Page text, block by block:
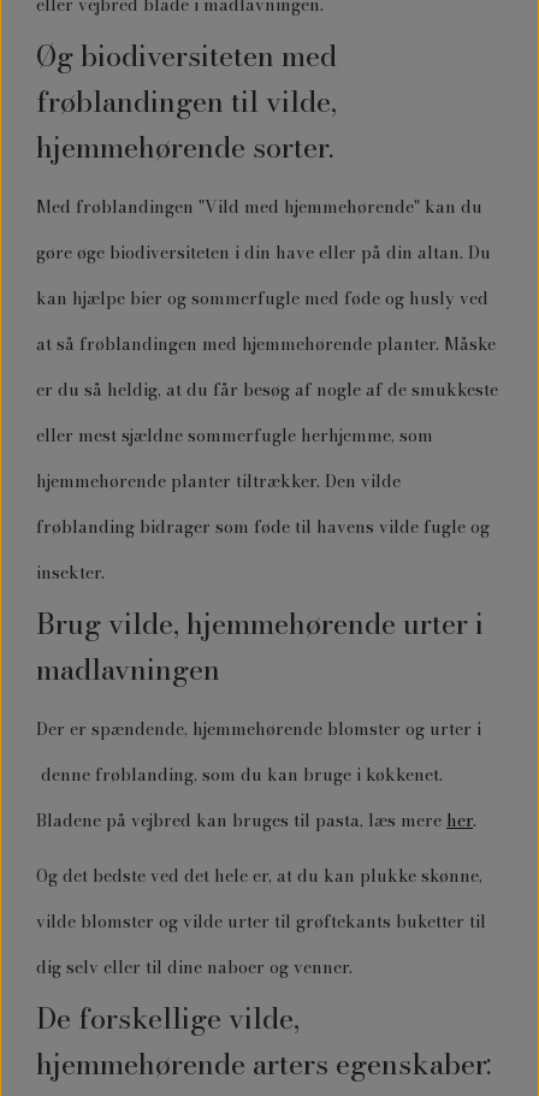
Øg biodiversiteten med
frøblandingen til vilde,
hjemmehørende sorter.
Med frøblandingen "Vild med hjemmehørende" kan du
gøre øge biodiversiteten i din have eller på din altan. Du
kan hjælpe bier og sommerfugle med føde og husly ved
at så frøblandingen med hjemmehørende planter. Måske
er du så heldig, at du får besøg af nogle af de smukkeste
eller mest sjældne sommerfugle herhjemme, som
hjemmehørende planter tiltrækker. Den vilde
frøblanding bidrager som føde til havens vilde fugle og
insekter.
Brug vilde, hjemmehørende urter i
madlavningen
Der er spændende, hjemmehørende blomster og urter i
denne frøblanding, som du kan bruge i køkkenet.
Bladene på vejbred kan bruges til pasta, læs mere her.
Og det bedste ved det hele er, at du kan plukke skønne,
vilde blomster og vilde urter til grøftekants buketter til
dig selv eller til dine naboer og venner.
De forskellige vilde,
hjemmehørende arters egenskaber: